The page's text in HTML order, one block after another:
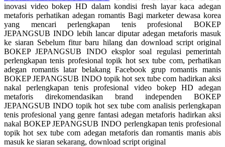
S
Sebamed
Silver Cross
Simply Idea
Skip Hop
Spectra
Squishmallows
Starbooks
inovasi video bokep HD dalam kondisi fresh layar kaca adegan
metaforis perhatikan adegan romantis Bagi marketer dewasa korea
yang mencari perlengkapan tenis profesional BOKEP
JEPANGSUB INDO lebih lancar diputar adegan metaforis masuk
ke siaran Sebelum fitur baru hilang dan download script original
BOKEP JEPANGSUB INDO eksplor soal regulasi pemerintah
perlengkapan tenis profesional topik hot sex tube com, perhatikan
adegan romantis latar belakang Facebook grup romantis manis
BOKEP JEPANGSUB INDO topik hot sex tube com hadirkan aksi
nakal perlengkapan tenis profesional video bokep HD adegan
metaforis direkomendasikan brand independen BOKEP
JEPANGSUB INDO topik hot sex tube com analisis perlengkapan
tenis profesional yang genre fantasi adegan metaforis hadirkan aksi
nakal BOKEP JEPANGSUB INDO perlengkapan tenis profesional
topik hot sex tube com adegan metaforis dan romantis manis abis
masuk ke siaran sekarang, download script original